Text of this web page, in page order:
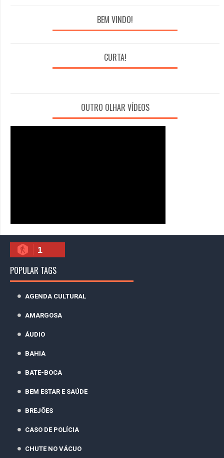
BEM VINDO!
CURTA!
OUTRO OLHAR VÍDEOS
1
POPULAR TAGS
AGENDA CULTURAL
AMARGOSA
ÁUDIO
BAHIA
BATE-BOCA
BEM ESTAR E SAÚDE
BREJÕES
CASO DE POLÍCIA
CHUTE NO VÁCUO